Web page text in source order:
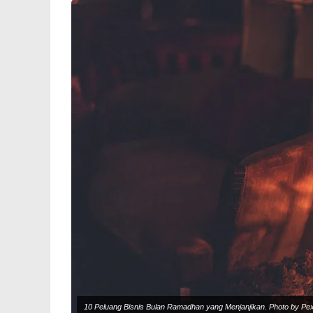
10 Peluang Bisnis Bulan Ramadhan yang Menjanjikan. Photo by